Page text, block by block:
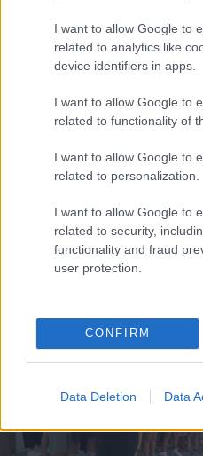
I want to allow Google to
related to analytics like
device identifiers in apps.
I want to allow Google to
related to functionality of
I want to allow Google to
related to personalization.
I want to allow Google to
related to security,
functionality and fraud
user protection.
CONFIRM
Data Deletion Data
Το Minecraft έρχεται στο
έχετε ξαναδεί